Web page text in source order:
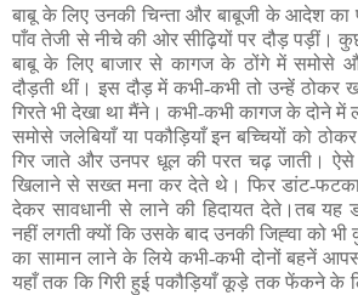
बाबू के लिए उनकी चिन्ता और बाबूजी के आदेश का
पाँव तेजी से नीचे की ओर सीढ़ियों पर दौड़ पड़ीं।
बाबू के लिए बाजार से कागज के ठोंगे में समोसे
दौड़ती थीं। इस दौड़ में कभी-कभी तो उन्हें ठोकर
गिरते भी देखा था मैंने। कभी-कभी कागज के दोने में
समोसे जलेबियाँ या पकौड़ियाँ इन बच्चियों को
गिर जाते और उनपर धूल की परत चढ़ जाती। ऐसे
खिलाने से सख्त मना कर देते थे। फिर डांट-
देकर सावधानी से लाने की हिदायत देते।तब यह
नहीं लगती क्यों कि उसके बाद उनकी जिह्‍वा को भी
का सामान लाने के लिये कभी-कभी दोनों बहनें
यहाँ तक कि गिरी हुई पकौड़ियाँ कूड़े तक फेंकने के